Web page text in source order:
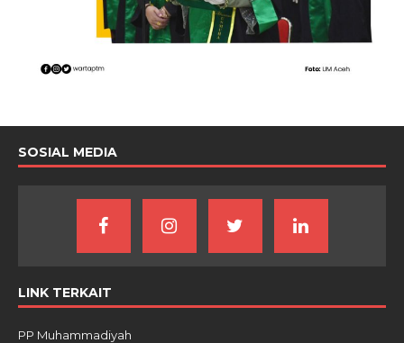
SOSIAL MEDIA
LINK TERKAIT
PP Muhammadiyah